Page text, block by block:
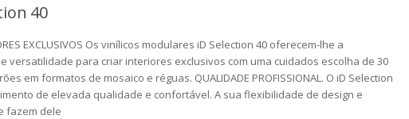
40
EXCLUSIVOS Os vinílicos modulares iD Selection 40 oferecem-lhe a
versatilidade para criar interiores exclusivos com uma cuidados escolha de 30
em formatos de mosaico e réguas. QUALIDADE PROFISSIONAL. O iD Selection
de elevada qualidade e confortável. A sua flexibilidade de design e
fazem dele